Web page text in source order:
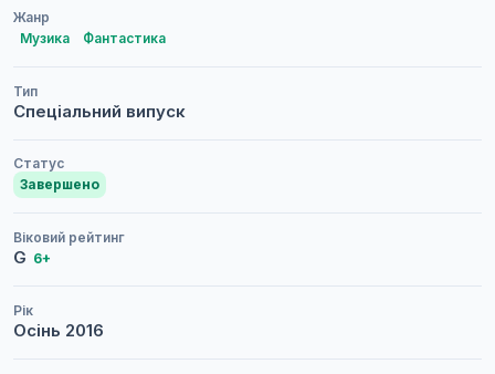
Жанр
Музика
Фантастика
Тип
Спеціальний випуск
Статус
Завершено
Віковий рейтинг
G 6+
Рік
Осінь 2016